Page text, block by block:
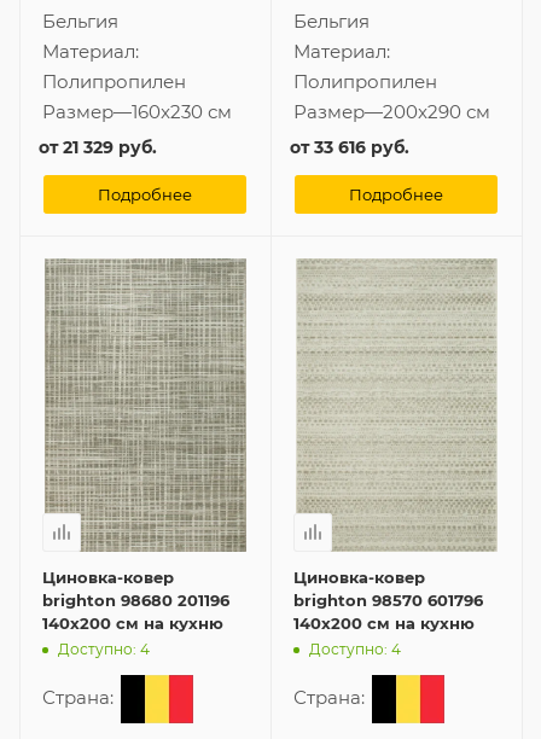
Бельгия
Материал:
Полипропилен
Размер—160x230 см
от21 329 руб.
Подробнее
Бельгия
Материал:
Полипропилен
Размер—200x290 см
от33 616 руб.
Подробнее
Циновка-ковер
brighton 98680 201196
140x200 см на кухню
Доступно: 4
Страна:
Циновка-ковер
brighton 98570 601796
140x200 см на кухню
Доступно: 4
Страна: